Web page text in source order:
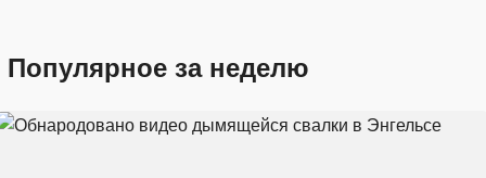
Популярное за неделю